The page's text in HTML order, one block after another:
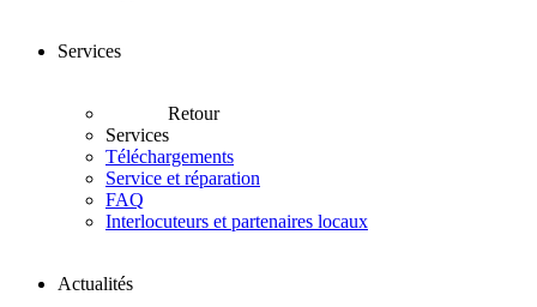
Services
Retour
Services
Téléchargements
Service et réparation
FAQ
Interlocuteurs et partenaires locaux
Actualités